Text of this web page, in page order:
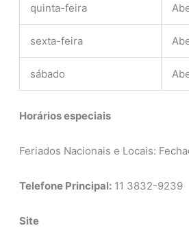
quinta-feira
sexta-feira
sábado
Horários especiais
Feriados Nacionais e Locais:
Telefone Principal: 11 3832-9239
Site